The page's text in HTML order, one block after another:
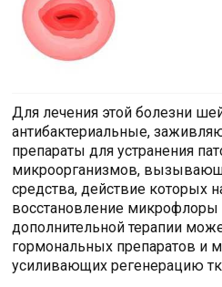
Для лечения этой болезни
антибактериальные,
препараты для устранения
микроорганизмов,
средства, действие которых
восстановление микрофлоры
дополнительной терапии
гормональных препаратов и
усиливающих регенерацию